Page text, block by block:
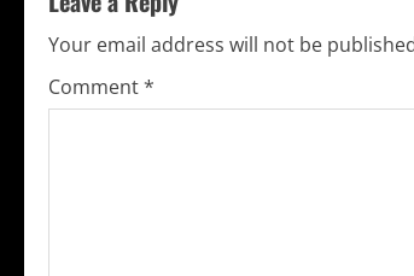
i
n
u
Your email address will not be
Comment*